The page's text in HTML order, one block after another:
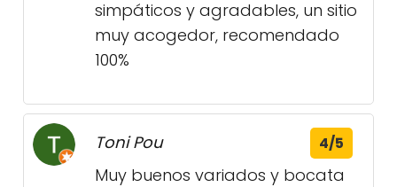
simpáticos y agradables, un sitio
muy acogedor, recomendado
100%
Toni Pou 4/5
Muy buenos variados y bocata